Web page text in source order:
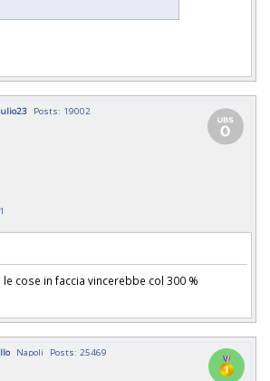
Posts: 19002
cose in faccia vincerebbe col 300 %
Napoli Posts: 25469